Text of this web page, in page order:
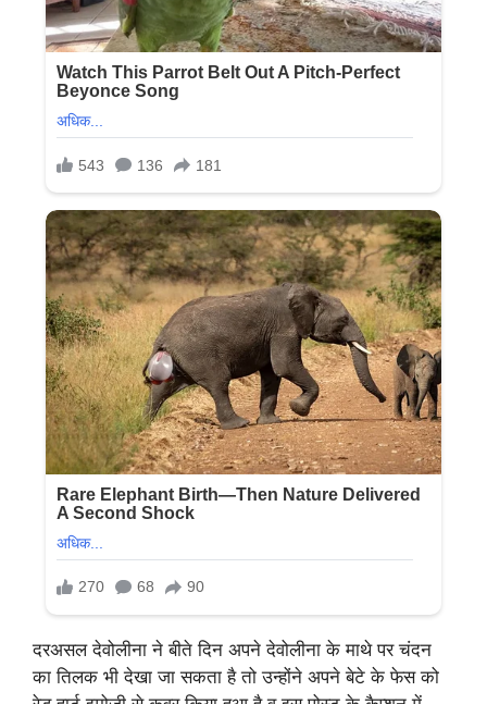
दरअसल देवोलीना ने बीते दिन अपने देवोलीना के माथे पर चंदन
का तिलक भी देखा जा सकता है तो उन्होंने अपने बेटे के फेस को